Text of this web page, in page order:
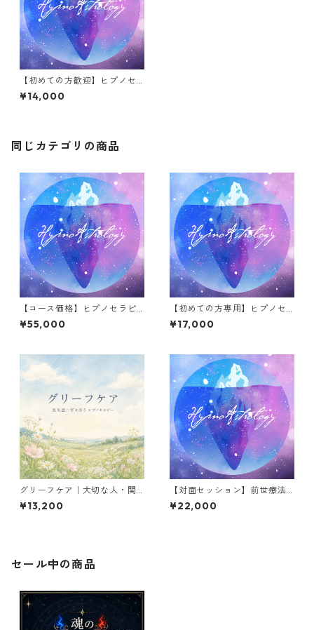
【初めての方歓迎】ヒプノセ
ラピー（インナーチャイルド
療法）
¥14,000
同じカテゴリの商品
【コース価格】ヒプノセラピ
ー（前世療法）３回 → オリエ
ンお試しから本格的な過去世
¥55,000
【初めての方専用】ヒプノセ
ラピー（前世療法）のオリエ
ンとお試し体験
¥17,000
グリーフケア｜大切な人・関
係・時間への喪失感に寄り添
うヒプノセラピー
¥13,200
【対面セッション】前世療法
（ヒプノセラピー） ※女性
限定
¥22,000
セール中の商品